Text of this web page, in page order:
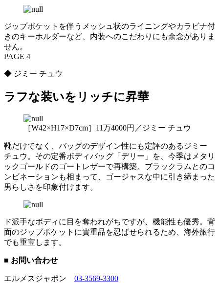
ジップポケットを伴うメッシュ状のライニングやカラビナ付
きのキーホルダーなど、内装へのこだわりにも余念がありま
せん。
PAGE 4
◆ ジミー チュウ
ラフな装いをリッチに昇華
［W42×H17×D7cm］11万4000円／ジミー チュウ
靴だけでなく、バッグのデザイン性にも定評のあるジミー
チュウ。その定番ボディバッグ「デリー」を、今季はメタリ
ックゴールドのゴートレザーで再構築。ブラックラムとのコ
ンビネーションも相まって、ゴージャスな中に引き締まった
男らしさを印象付けます。
ド派手なボディに目を奪われがちですが、機能性も優秀。背
面のジップポケットに貴重品を忍ばせられるため、海外旅行
でも重宝します。
■ お問い合わせ
エルメスジャポン 03-3569-3300